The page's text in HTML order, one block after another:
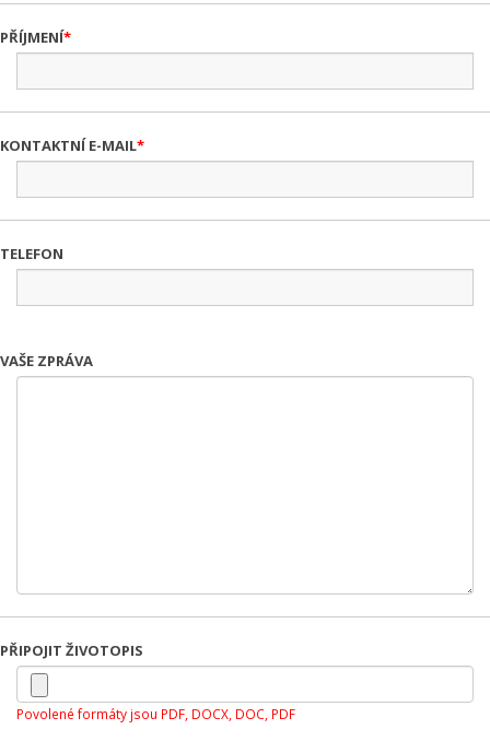
PŘÍJMENÍ
KONTAKTNÍ E-MAIL
TELEFON
VAŠE ZPRÁVA
PŘIPOJIT ŽIVOTOPIS
Povolené formáty jsou PDF, DOCX, DOC, PDF